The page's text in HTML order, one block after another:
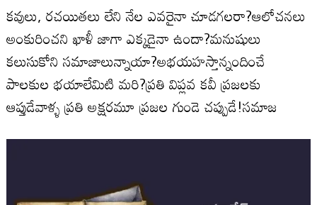
కవులు, రచయితలు లేని నేల ఎవరైనా చూడగలరా?ఆలోచనలు
అంకురించని ఖాళీ జాగా ఎక్కడైనా ఉందా?మనుషులు
కలుసుకోని సమాజాలున్నాయా?అభయహస్తాన్నందించే
పాలకుల భయాలేమిటి మరి?ప్రతి విప్లవ కవీ ప్రజలకు
ఆప్తుడేవాళ్ళ ప్రతి అక్షరమూ ప్రజల గుండె చప్పుడే!సమాజ